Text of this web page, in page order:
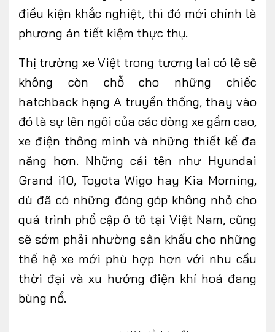
điều kiện khắc nghiệt, thì đó mới chính là
phương án tiết kiệm thực thụ.
Thị trường xe Việt trong tương lai có lẽ sẽ
không còn chỗ cho những chiếc
hatchback hạng A truyền thống, thay vào
đó là sự lên ngôi của các dòng xe gầm cao,
xe điện thông minh và những thiết kế đa
năng hơn. Những cái tên như Hyundai
Grand i10, Toyota Wigo hay Kia Morning,
dù đã có những đóng góp không nhỏ cho
quá trình phổ cập ô tô tại Việt Nam, cũng
sẽ sớm phải nhường sân khấu cho những
thế hệ xe mới phù hợp hơn với nhu cầu
thời đạivà xu hướng điện khí hoá đang
bùng nổ.